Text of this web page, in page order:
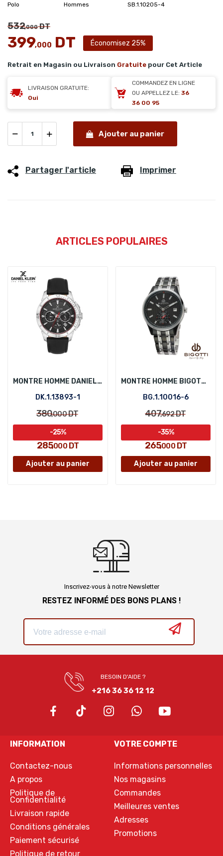
Polo
Hommes
SB.1.10205-4
532,000DT
399,000 DT Économisez 25%
Retrait en Magasin ou Livraison Gratuite pour Cet Article
LIVRAISON GRATUITE:
Oui
COMMANDEZ EN LIGNE
OU APPELLEZ LE: 36
36 00 95
Ajouter au panier
Partager l'article Imprimer
ARTICLES POPULAIRES
MONTRE HOMME DANIEL KLEIN DK.1.13893-1
DK.1.13893-1
380,000DT
285,000DT
-25%
Ajouter au panier
MONTRE HOMME BIGOTTI BG.1.10016-6
BG.1.10016-6
407,692DT
265,000DT
-35%
Ajouter au panier
Inscrivez-vous à notre Newsletter
RESTEZ INFORMÉ DES BONS PLANS !
BESOIN D'AIDE ?
+216 36 36 12 12
INFORMATION
Contactez-nous
A propos
Politique de
Confidentialité
Livraison rapide
Conditions générales
Paiement sécurisé
Politique de retour
VOTRE COMPTE
Informations personnelles
Nos magasins
Commandes
Meilleures ventes
Adresses
Promotions